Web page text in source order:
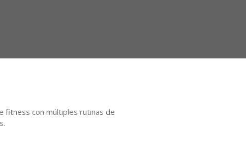
fitness con múltiples rutinas de